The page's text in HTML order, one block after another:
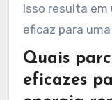
Isso resulta em
eficaz para
Quais
eficazes